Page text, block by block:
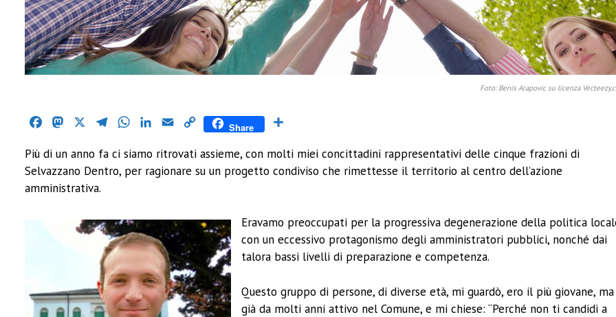
Foto: Benis Arapovic su licenza
FacebookMastodon TelegramWhatsAppLinkedIn
Email Copy
Share
Più di un anno fa ci siamo ritrovati assieme, con molti miei concittadini rappresentativi delle cinque frazioni di
Selvazzano Dentro, per ragionare su un progetto condiviso che rimettesse il territorio al centro dell’azione
amministrativa.
Eravamo preoccupati per la progressiva degenerazione della politica
con un eccessivo protagonismo degli amministratori pubblici, nonché dai
talora bassi livelli di preparazione e competenza.
Questo gruppo di persone, di diverse età, mi guardò, ero il più giovane, ma
già da molti anni attivo nel Comune, e mi chiese: “Perché non ti candidi a